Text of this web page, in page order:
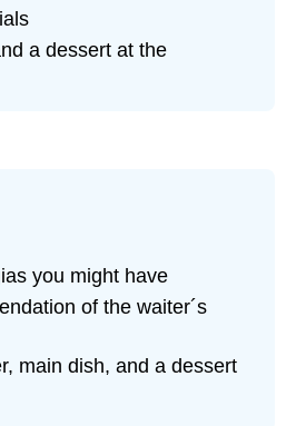
a dessert at the
you might have
of the waiter´s
main dish, and a dessert